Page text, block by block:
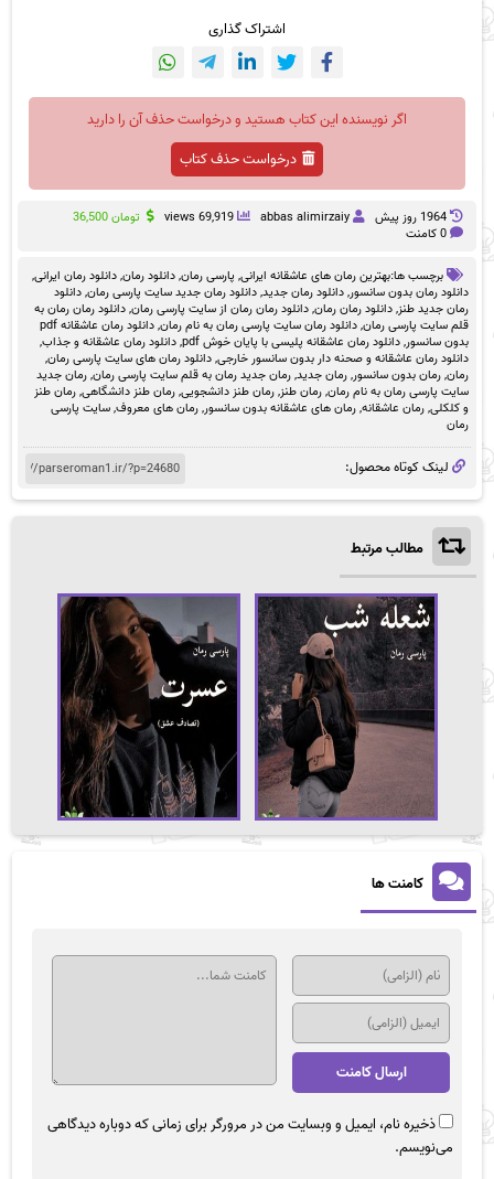
اشتراک گذاری
اگر نویسنده این کتاب هستید و درخواست حذف آن را دارید
درخواست حذف کتاب
1964 روز پيش abbas alimirzaiy
69,919 views تومان36,500
0 کامنت
برچسب ها:بهترین رمان های عاشقانه ایرانی, پارسی رمان,دانلود رمان,دانلود رمان ایرانی,
دانلود رمان بدون سانسور,دانلود رمان جدید,دانلود رمان جدید سایت پارسی رمان,دانلود
رمان جدید طنز,دانلود رمان رمان,دانلود رمان رمان از سایت پارسی رمان,دانلود رمان رمان به
قلم سایت پارسی رمان,دانلود رمان سایت پارسی رمان به نام رمان,
دانلود رمان عاشقانه pdf
بدون سانسور,دانلود رمان عاشقانه پلیسی با پایان خوش pdf ,دانلود رمان عاشقانه و جذاب,
دانلود رمان عاشقانه و صحنه دار بدون سانسور خارجی,دانلود رمان های سایت پارسی رمان,
رمان,رمان بدون سانسور,رمان جدید,رمان جدید رمان به قلم سایت پارسی رمان,رمان جدید
سایت پارسی رمان به نام رمان,رمان طنز,رمان طنز دانشجویی,رمان طنز دانشگاهی,رمان طنز
و کلکلی,رمان عاشقانه,رمان های عاشقانه بدون سانسور,رمان های معروف,سایت پارسی
رمان
لینک کوتاه محصول:
مطالب مرتبط
کامنت ها
ذخیره نام، ایمیل و وبسایت من در مرورگر برای زمانی که دوباره دیدگاهی
می‌نویسم.